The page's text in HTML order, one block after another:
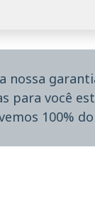
nossa
para você
100%